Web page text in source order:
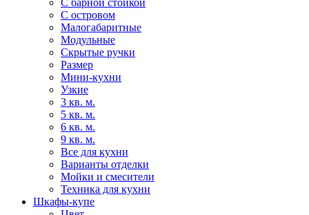
С барной стойкой
С островом
Малогабаритные
Модульные
Скрытые ручки
Размер
Мини-кухни
Узкие
3 кв. м.
5 кв. м.
6 кв. м.
9 кв. м.
Все для кухни
Варианты отделки
Мойки и смесители
Техника для кухни
Шкафы-купе